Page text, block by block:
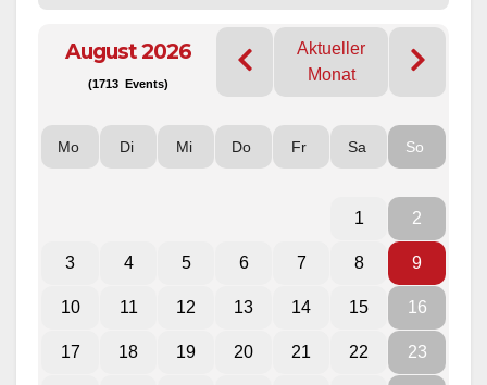
August 2026
(1713 Events)
Aktueller
Monat
Mo Di Mi Do Fr Sa So
1 2
3 4 5 6 7 8 9
10 11 12 13 14 15 16
17 18 19 20 21 22 23